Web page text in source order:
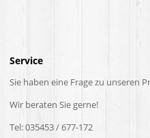
Service
Sie haben eine Frage zu unseren
Wir beraten Sie gerne!
Tel: 035453 / 677-172